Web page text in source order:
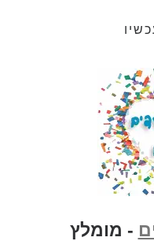
- מומלץ